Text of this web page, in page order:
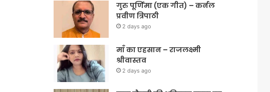
गुरु पूर्णिमा (एक गीत) – कर्नल
प्रवीण त्रिपाठी
2 days ago
माँ का एहसान – राजलक्ष्मी
श्रीवास्तव
2 days ago